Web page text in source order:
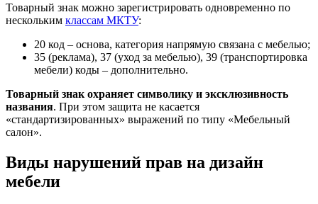
Товарный знак можно зарегистрировать одновременно по
нескольким классам МКТУ:
20 код – основа, категория напрямую связана с мебелью;
35 (реклама), 37 (уход за мебелью), 39 (транспортировка
мебели) коды – дополнительно.
Товарный знак охраняет символику и эксклюзивность
названия. При этом защита не касается
«стандартизированных» выражений по типу «Мебельный
салон».
Виды нарушений прав на дизайн
мебели